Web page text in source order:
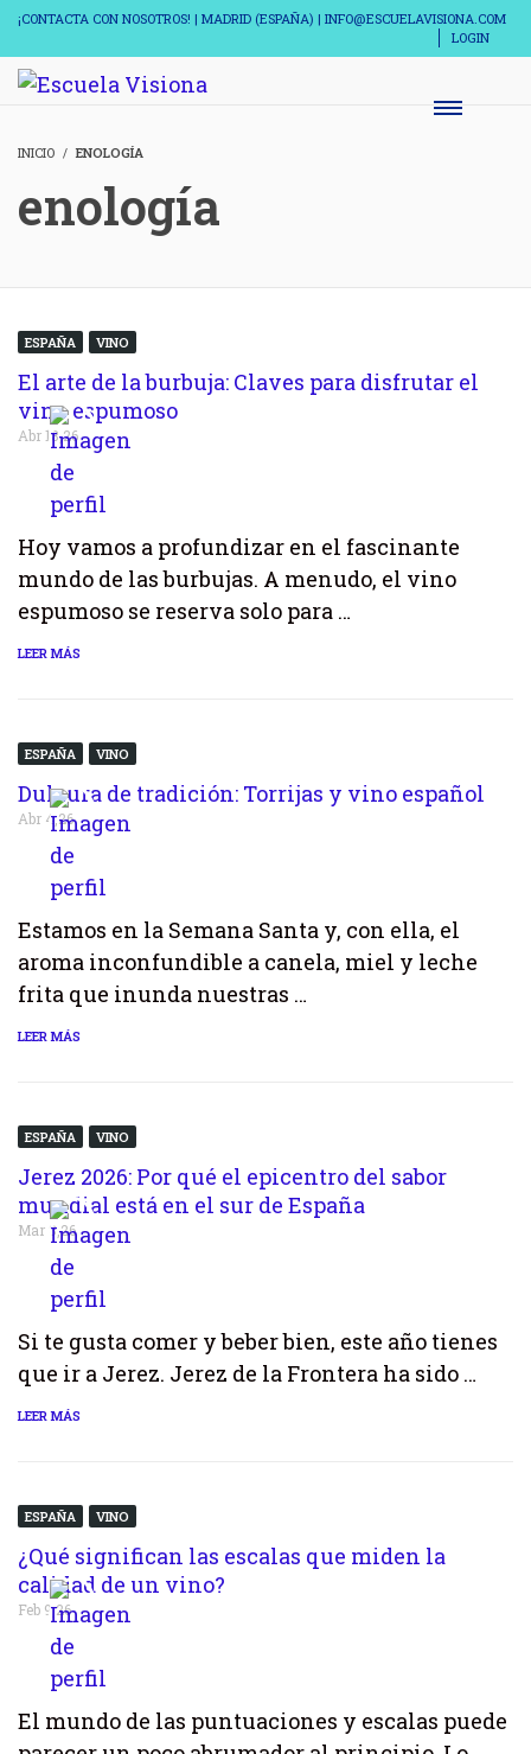
¡CONTACTA CON NOSOTROS! | MADRID (ESPAÑA) | INFO@ESCUELAVISIONA.COM
LOGIN
INICIO ENOLOGÍA
enología
ESPAÑA VINO
El arte de la burbuja: Claves para disfrutar el
vino espumoso
Abr 18,26
Hoy vamos a profundizar en el fascinante
mundo de las burbujas. A menudo, el vino
espumoso se reserva solo para …
LEER MÁS
ESPAÑA VINO
Dulzura de tradición: Torrijas y vino español
Abr 4,26
Estamos en la Semana Santa y, con ella, el
aroma inconfundible a canela, miel y leche
frita que inunda nuestras …
LEER MÁS
ESPAÑA VINO
Jerez 2026: Por qué el epicentro del sabor
mundial está en el sur de España
Mar 8,26
Si te gusta comer y beber bien, este año tienes
que ir a Jerez. Jerez de la Frontera ha sido …
LEER MÁS
ESPAÑA VINO
¿Qué significan las escalas que miden la
calidad de un vino?
Feb 9,26
El mundo de las puntuaciones y escalas puede